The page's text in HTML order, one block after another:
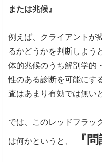
または兆候』
例えば、クライアントが
るかどうかを判断しよう
体的兆候のうち解剖学的
性のある診断を可能にす
査はあまり有効では無い
では、このレッドフラッ
は何かというと、
『問